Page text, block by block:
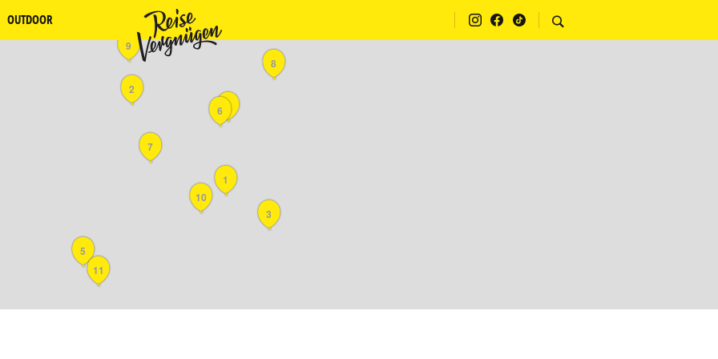
OUTDOOR
1
8
3
5
10
4
2
11
6
7
9